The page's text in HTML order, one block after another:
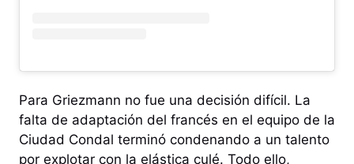
Para Griezmann no fue una decisión difícil. La
falta de adaptación del francés en el equipo de la
Ciudad Condal terminó condenando a un talento
por explotar con la elástica culé. Todo ello,